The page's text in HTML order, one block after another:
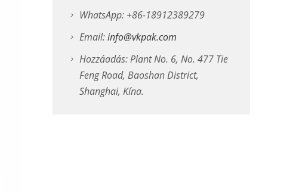
WhatsApp: +86-18912389279
Email:info@vkpak.com
Hozzáadás: Plant No. 6, No. 477 Tie
Feng Road, Baoshan District,
Shanghai, Kína.